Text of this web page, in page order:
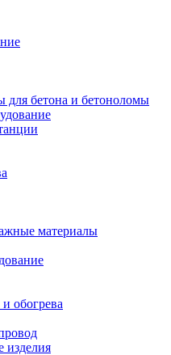
для бетона и бетоноломы
материалы
обогрева
изделия